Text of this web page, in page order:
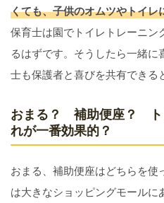
くても、子供のオムツやトイレ
保育士は園でトイレトレーニン
るはずです。そうしたら一緒
士も保護者と喜びを共有できる
おまる？ 補助便座？
れが一番効果的？
おまる、補助便座はどちらを
は大きなショッピングモール